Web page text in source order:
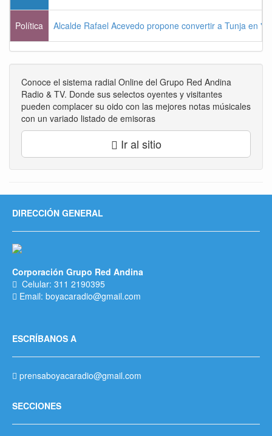
Política Alcalde Rafael Acevedo propone convertir a Tunja en
Conoce el sistema radial Online del Grupo Red Andina
Radio & TV. Donde sus selectos oyentes y visitantes
pueden complacer su oido con las mejores notas músicales
con un variado listado de emisoras
Ir al sitio
DIRECCIÓN GENERAL
Corporación Grupo Red Andina
Celular: 311 2190395
Email: boyacaradio@gmail.com
ESCRÍBANOS A
prensaboyacaradio@gmail.com
SECCIONES